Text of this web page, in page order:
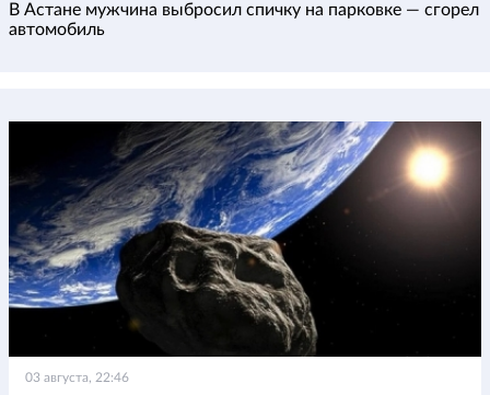
В Астане мужчина выбросил спичку на парковке — сгорел
автомобиль
03 августа, 22:46